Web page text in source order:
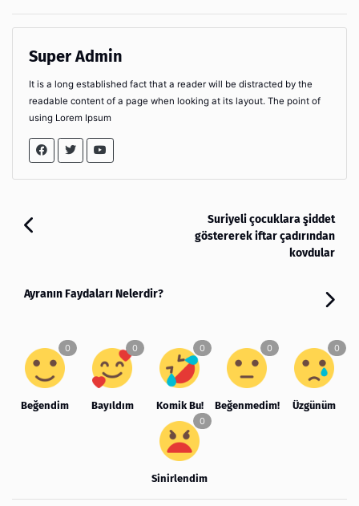
Super Admin
It is a long established fact that a reader will be distracted by the
readable content of a page when looking at its layout. The point of
using Lorem Ipsum
Suriyeli çocuklara şiddet
göstererek iftar çadırından
kovdular
Ayranın Faydaları Nelerdir?
Beğendim Bayıldım Komik Bu! Beğenmedim! Üzgünüm
Sinirlendim